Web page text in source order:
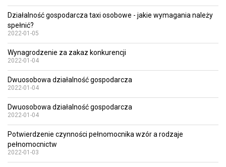
Działalność gospodarcza taxi osobowe - jakie wymagania należy
spełnić?
2022-01-05
Wynagrodzenie za zakaz konkurencji
2022-01-04
Dwuosobowa działalność gospodarcza
2022-01-04
Dwuosobowa działalność gospodarcza
2022-01-04
Potwierdzenie czynności pełnomocnika wzór a rodzaje
pełnomocnictw
2022-01-03